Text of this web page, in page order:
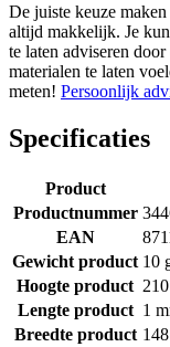
De juiste keuze
altijd makkelijk. Je
te laten adviseren
materialen te laten
meten! Persoonlijk
Specificaties
Product
Productnummer
EAN
Gewicht product 10
Hoogte product
Lengte product 1
Breedte product